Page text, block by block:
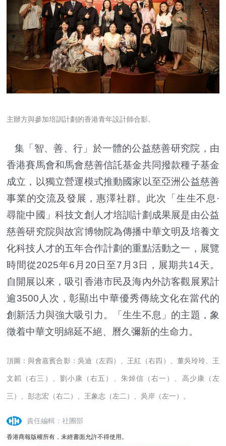
主辦方與參加培訓計劃的香港青年設計師合影。
集「智、善、行」於一體的公益慈善研究院，由
香港賽馬會和馬會慈善信託基金共同撥款種子基金
成立，以獨立營運模式推動國家以至亞洲公益慈善
事業的交流及發展，惠澤社群。此次「生生不息·
尋龍中國」科技文創人才培訓計劃成果展是由公益
慈善研究院與故宮博物院為傳播中華文明及培養文
化科技人才的五年合作計劃的重點活動之一，展覽
時間從2025年6月20日至7月3日，展期共14天。
自開展以來，吸引香港市民及海內外訪客觀展累計
逾3500人次，彰顯出中華優秀傳統文化在當代的
創新活力與強大吸引力。「生生不息」的主題，象
徵着中華文明綿延不絕、曆久彌新的生命力。
頂圖：與會嘉賓合影：吳迪（左四）、王紅（右四）、董吳玲玲、王
文韜（右三）、劉小康（右五）、朱焯信（右一）、高少康（左
三）、彭志宏（右二）、王象志（左二）、吳岸（左一）。
責任編輯：社團部
香港商報版權所有，未經書面允許不得使用。